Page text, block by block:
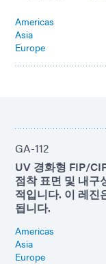
Americas
Asia
Europe
GA-112
UV 경화형 FIP/
점착 표면 및 내구
적입니다. 이 레진
됩니다.
Americas
Asia
Europe